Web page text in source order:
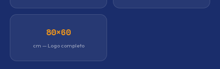
80×60
cm — Logo completo